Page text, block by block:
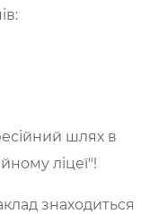
шлях в
ліцеї"!
знаходиться